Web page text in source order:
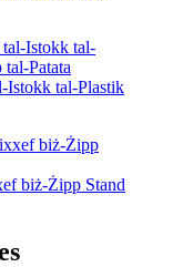
Istokk tal-Plastik
biż-Żipp Stand